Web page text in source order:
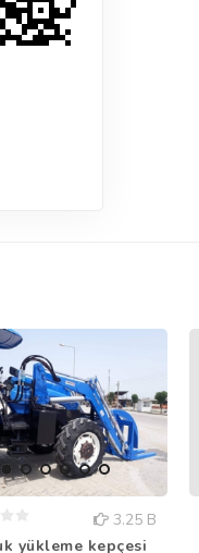
3.25 B
yükleme kepçesi